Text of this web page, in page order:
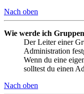
Nach oben
Wie werde ich
Der Leiter einer
Administration
Wenn du eine
solltest du einen
Nach oben